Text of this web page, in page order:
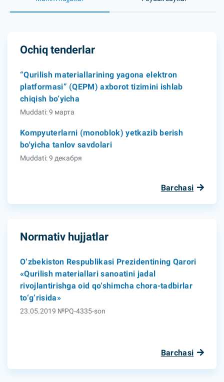
Ochiq tenderlar
“Qurilish materiallarining yagona elektron
platformasi” (QEPM) axborot tizimini ishlab
chiqish bo‘yicha
Muddati: 9 марта
Kompyuterlarni (monoblok) yetkazib berish
bo'yicha tanlov savdolari
Muddati: 9 декабря
Barchasi
Normativ hujjatlar
O‘zbekiston Respublikasi Prezidentining Qarori
«Qurilish materiallari sanoatini jadal
rivojlantirishga oid qo‘shimcha chora-tadbirlar
to‘g‘risida»
23.05.2019 №PQ-4335-son
Barchasi